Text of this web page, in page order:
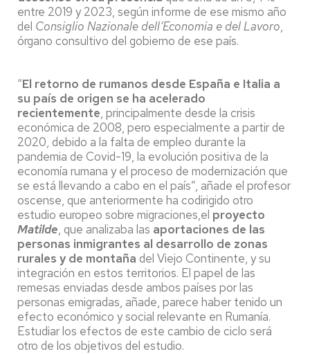
entre 2019 y 2023, según informe de ese mismo año
del Consiglio Nazionale dell’Economia e del Lavoro,
órgano consultivo del gobierno de ese país.
“El retorno de rumanos desde España e Italia a
su país de origen se ha acelerado
recientemente, principalmente desde la crisis
económica de 2008, pero especialmente a partir de
2020, debido a la falta de empleo durante la
pandemia de Covid-19, la evolución positiva de la
economía rumana y el proceso de modernización que
se está llevando a cabo en el país”, añade el profesor
oscense, que anteriormente ha codirigido otro
estudio europeo sobre migraciones,el proyecto
Matilde, que analizaba las aportaciones de las
personas inmigrantes al desarrollo de zonas
rurales y de montaña del Viejo Continente, y su
integración en estos territorios. El papel de las
remesas enviadas desde ambos países por las
personas emigradas, añade, parece haber tenido un
efecto económico y social relevante en Rumanía.
Estudiar los efectos de este cambio de ciclo será
otro de los objetivos del estudio.